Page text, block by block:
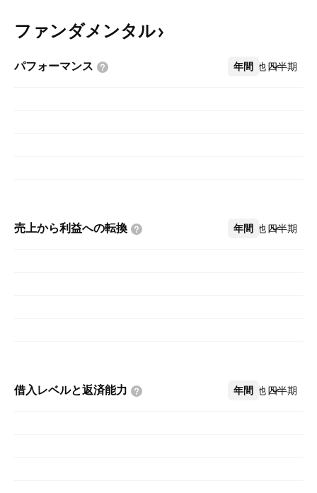
ファンダメンタル
パフォーマンス 年間 四半期
その他
売上から利益への転換 年間 四半期
その他
借入レベルと返済能力 年間 四半期
その他